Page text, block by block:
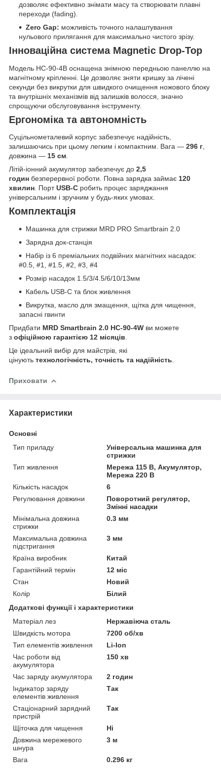
дозволяє ефективно знімати масу та створювати плавні
переходи (fading).
Zero Gap: можливість точного налаштування
нульового прилягання для максимально чистого зрізу.
Інноваційна система Magnetic Drop-Top
Модель HC-90-4B оснащена знімною передньою панеллю на
магнітному кріпленні. Це дозволяє зняти кришку за лічені
секунди без викрутки для швидкого очищення ножового блоку
та внутрішніх механізмів від залишків волосся, значно
спрощуючи обслуговування інструменту.
Ергономіка та автономність
Суцільнометалевий корпус забезпечує надійність,
залишаючись при цьому легким і компактним. Вага — 296 г,
довжина — 15 см.
Літій-іонний акумулятор забезпечує до 2,5
годин безперервної роботи. Повна зарядка займає 120
хвилин. ПортUSB-C робить процес заряджання
універсальним і зручним у будь-яких умовах.
Комплектація
Машинка для стрижки MRD PRO Smartbrain 2.0
Зарядна док-станція
Набір із 6 преміальних подвійних магнітних насадок:
#0.5, #1, #1.5, #2, #3, #4
Розмір насадок 1.5/3/4.5/6/10/13мм
Кабель USB-C та блок живлення
Викрутка, масло для змащення, щітка для чищення,
запасні гвинти
Придбати MRD Smartbrain 2.0 HC-90-4W ви можете
з офіційною гарантією 12 місяців
Це ідеальний вибір для майстрів, які
цінують технологічність, точність та надійність
Приховати
Характеристики
Основні
Тип приладу
Універсальна машинка для
стрижки
Тип живлення
Мережа 115 В, Акумулятор,
Мережа 220 В
Кількість насадок
6
Регулювання довжини
Поворотний регулятор,
Змінні насадки
Мінімальна довжина
стрижки
0.3 мм
Максимальна довжина
підстригання
3 мм
Країна виробник
Китай
Гарантійний термін
12 міс
Стан
Новий
Колір
Білий
Додаткові функції і характеристики
Матеріал лез
Нержавіюча сталь
Швидкість мотора
7200 об/хв
Тип елементів живлення
Li-Ion
Час роботи від
акумулятора
150 хв
Час заряду акумулятора
2 годин
Індикатор заряду
елементів живлення
Так
Стаціонарний зарядний
пристрій
Так
Щіточка для чищення
Ні
Довжина мережевого
шнура
3 м
Вага 0.296 кг